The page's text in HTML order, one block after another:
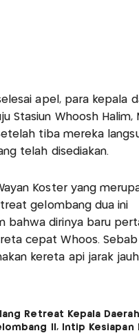
apel, para kepala
Stasiun Whoosh Halim,
tiba mereka
telah disediakan.
Koster yang
gelombang dua ini
bahwa dirinya baru
cepat Whoos.
kereta api jarak jauh
Retreat Kepala Daerah
II, Intip Kesiapan